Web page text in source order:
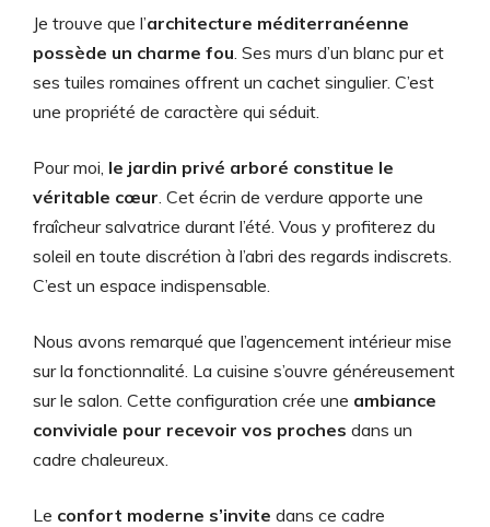
Je trouve que l’architecture méditerranéenne
possède un charme fou. Ses murs d’un blanc pur et
ses tuiles romaines offrent un cachet singulier. C’est
une propriété de caractère qui séduit.
Pour moi, le jardin privé arboré constitue le
véritable cœur. Cet écrin de verdure apporte une
fraîcheur salvatrice durant l’été. Vous y profiterez du
soleil en toute discrétion à l’abri des regards indiscrets.
C’est un espace indispensable.
Nous avons remarqué que l’agencement intérieur mise
sur la fonctionnalité. La cuisine s’ouvre généreusement
sur le salon. Cette configuration crée une ambiance
conviviale pour recevoir vos proches dans un
cadre chaleureux.
Le confort moderne s’invite dans ce cadre